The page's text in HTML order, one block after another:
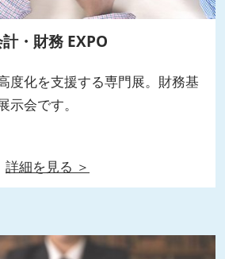
・財務 EXPO
度化を支援する専門展。財務基
示会です。
詳細を見る ＞